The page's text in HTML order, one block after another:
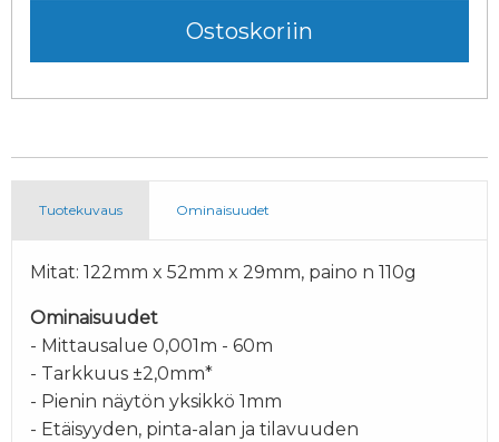
Tuotekuvaus Ominaisuudet
Mitat: 122mm x 52mm x 29mm, paino n 110g
Ominaisuudet
- Mittausalue 0,001m - 60m
- Tarkkuus ±2,0mm*
- Pienin näytön yksikkö 1mm
- Etäisyyden, pinta-alan ja tilavuuden